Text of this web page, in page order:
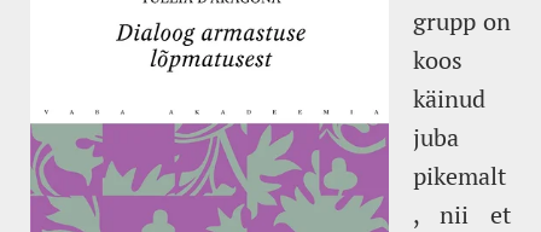
grupp on
koos
käinud
juba
pikemalt
, nii et